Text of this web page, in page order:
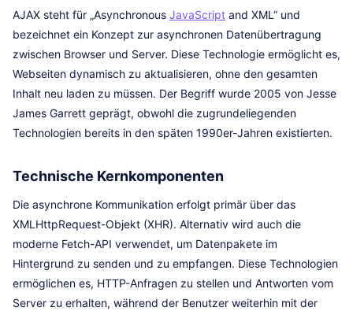
AJAX steht für „Asynchronous JavaScript and XML“ und
bezeichnet ein Konzept zur asynchronen Datenübertragung
zwischen Browser und Server. Diese Technologie ermöglicht es,
Webseiten dynamisch zu aktualisieren, ohne den gesamten
Inhalt neu laden zu müssen. Der Begriff wurde 2005 von Jesse
James Garrett geprägt, obwohl die zugrundeliegenden
Technologien bereits in den späten 1990er-Jahren existierten.
Technische Kernkomponenten
Die asynchrone Kommunikation erfolgt primär über das
XMLHttpRequest-Objekt (XHR). Alternativ wird auch die
moderne Fetch-API verwendet, um Datenpakete im
Hintergrund zu senden und zu empfangen. Diese Technologien
ermöglichen es, HTTP-Anfragen zu stellen und Antworten vom
Server zu erhalten, während der Benutzer weiterhin mit der